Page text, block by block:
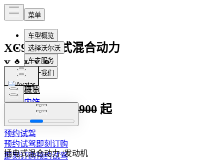
XC90 插电式混合动力
概览
内饰
功能
预约试驾 即刻订购
即刻订购预约试驾
XC90
¥469,900 ¥795,900 起
预约试驾
插电式混合动力 /发动机
/0
/0
/0